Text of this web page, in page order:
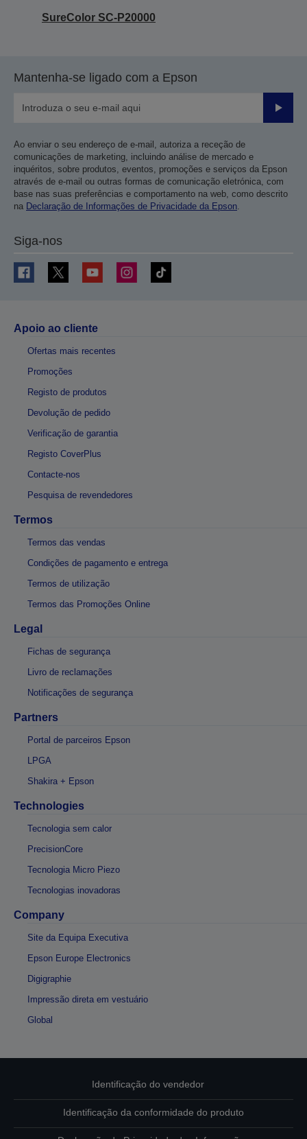
SureColor SC-P20000
Mantenha-se ligado com a Epson
Enviar
Ao enviar o seu endereço de e-mail, autoriza a receção de
comunicações de marketing, incluindo análise de mercado e
inquéritos, sobre produtos, eventos, promoções e serviços da Epson
através de e-mail ou outras formas de comunicação eletrónica, com
base nas suas preferências e comportamento na web, como descrito
na Declaração de Informações de Privacidade da Epson
Siga-nos
Apoio ao cliente
Ofertas mais recentes
Promoções
Registo de produtos
Devolução de pedido
Verificação de garantia
Registo CoverPlus
Contacte-nos
Pesquisa de revendedores
Termos
Termos das vendas
Condições de pagamento e entrega
Termos de utilização
Termos das Promoções Online
Legal
Fichas de segurança
Livro de reclamações
Notificações de segurança
Partners
Portal de parceiros Epson
LPGA
Shakira + Epson
Technologies
Tecnologia sem calor
PrecisionCore
Tecnologia Micro Piezo
Tecnologias inovadoras
Company
Site da Equipa Executiva
Epson Europe Electronics
Digigraphie
Impressão direta em vestuário
Global
Identificação do vendedor
Identificação da conformidade do produto